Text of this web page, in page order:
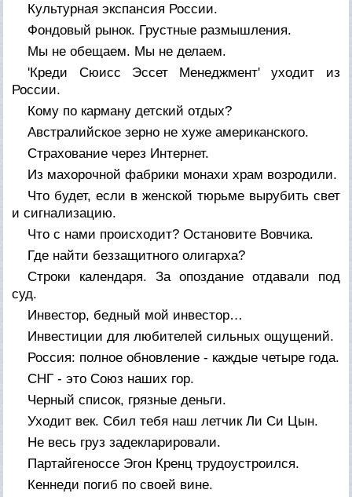
Культурная экспансия России.
Фондовый рынок. Грустные размышления.
Мы не обещаем. Мы не делаем.
'Креди Сюисс Эссет Менеджмент' уходит из
России.
Кому по карману детский отдых?
Австралийское зерно не хуже американского.
Страхование через Интернет.
Из махорочной фабрики монахи храм возродили.
Что будет, если в женской тюрьме вырубить свет
и сигнализацию.
Что с нами происходит? Остановите Вовчика.
Где найти беззащитного олигарха?
Строки календаря. За опоздание отдавали под
суд.
Инвестор, бедный мой инвестор…
Инвестиции для любителей сильных ощущений.
Россия: полное обновление - каждые четыре года.
СНГ - это Союз наших гор.
Черный список, грязные деньги.
Уходит век. Сбил тебя наш летчик Ли Си Цын.
Не весь груз задекларировали.
Партайгеноссе Эгон Кренц трудоустроился.
Кеннеди погиб по своей вине.